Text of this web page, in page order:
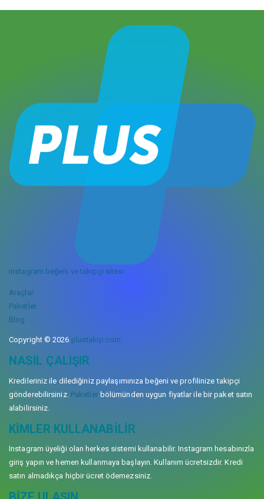
instagram beğeni ve takipçi sitesi
Araçlar
Paketler
Blog
Copyright © 2026 plustakip.com
NASIL ÇALIŞIR
Kredileriniz ile dilediğiniz paylaşımınıza beğeni ve profilinize takipçi
gönderebilirsiniz. Paketlerbölümünden uygun fiyatlar ile bir paket satın
alabilirsiniz.
KIMLER KULLANABILIR
Instagram üyeliği olan herkes sistemi kullanabilir. Instagram hesabınızla
giriş yapın ve hemen kullanmaya başlayın. Kullanım ücretsizdir. Kredi
satın almadıkça hiçbir ücret ödemezsiniz.